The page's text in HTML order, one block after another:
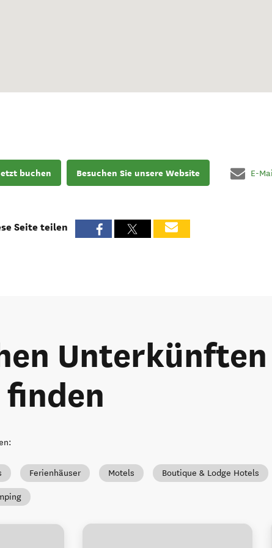
buchen Besuchen Sie unsere Website E-
Seite teilen
finden
:
Ferienhäuser Motels Boutique & Lodge Hotels